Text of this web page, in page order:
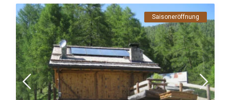
Saisoneröffnung